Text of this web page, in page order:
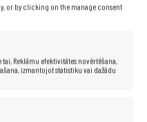
or by clicking on the manage consent
Reklāmu efektivitātes novērtēšana,
izmantojot statistiku vai dažādu
GB
HD audio
100/1000
x RS-232 (COM), 1 x